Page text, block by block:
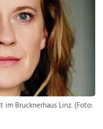
Brucknerhaus Linz. (Foto: